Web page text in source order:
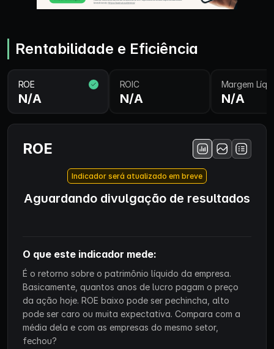
Rentabilidade e Eficiência
ROE
N/A
ROIC
N/A
Margem
N/A
ROE
Indicador será atualizado em breve
Aguardando divulgação de resultados
O que este indicador mede:
É o retorno sobre o patrimônio líquido da empresa.
Basicamente, quantos anos de lucro pagam o preço
da ação hoje. ROE baixo pode ser pechincha, alto
pode ser caro ou muita expectativa. Compara com a
média dela e com as empresas do mesmo setor,
fechou?